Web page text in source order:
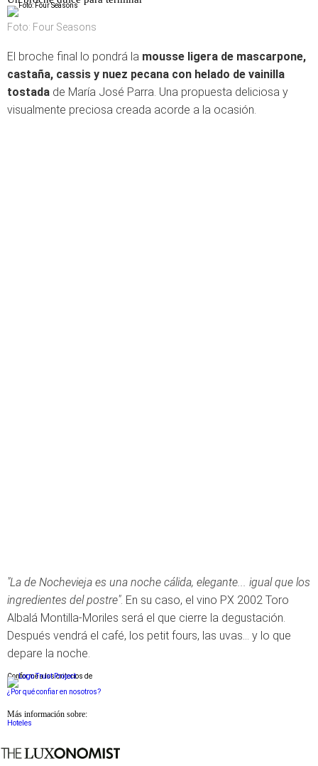
Foto: Four Seasons
El broche final lo pondrá la mousse ligera de mascarpone,
castaña, cassis y nuez pecana con helado de vainilla
tostada de María José Parra. Una propuesta deliciosa y
visualmente preciosa creada acorde a la ocasión.
"La de Nochevieja es una noche cálida, elegante... igual que los
ingredientes del postre". En su caso, el vino PX 2002 Toro
Albalá Montilla-Moriles será el que cierre la degustación.
Después vendrá el café, los petit fours, las uvas... y lo que
depare la noche.
Conforme a los criterios de
¿Por qué confiar en nosotros?
Más información sobre:
Hoteles